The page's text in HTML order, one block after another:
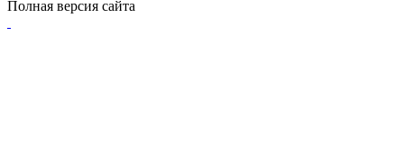
Полная версия сайта